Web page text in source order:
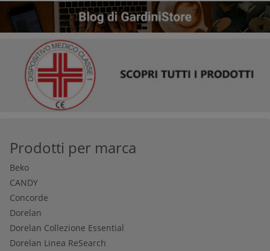
Prodotti per marca
Beko
CANDY
Concorde
Dorelan
Dorelan Collezione Essential
Dorelan Linea ReSearch